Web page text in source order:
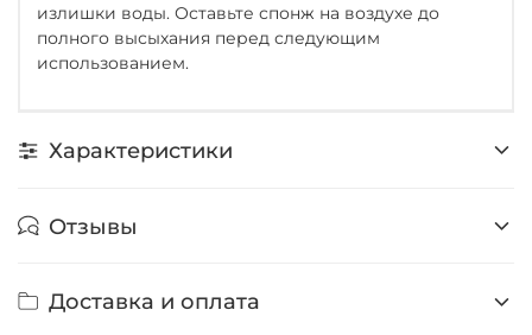
излишки воды. Оставьте спонж на воздухе до
полного высыхания перед следующим
использованием.
Характеристики
Отзывы
Доставка и оплата